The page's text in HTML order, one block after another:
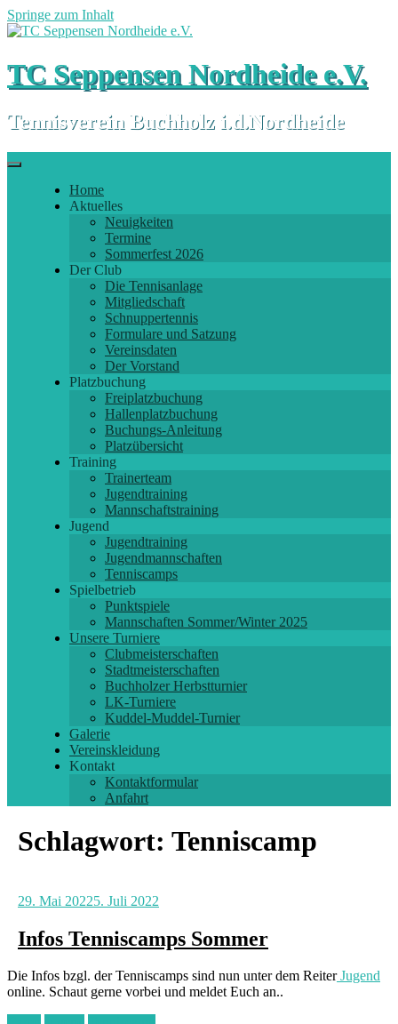
Springe zum Inhalt
TC Seppensen Nordheide e.V.
Tennisverein Buchholz i.d.Nordheide
Home
Aktuelles
Neuigkeiten
Termine
Sommerfest 2026
Der Club
Die Tennisanlage
Mitgliedschaft
Schnuppertennis
Formulare und Satzung
Vereinsdaten
Der Vorstand
Platzbuchung
Freiplatzbuchung
Hallenplatzbuchung
Buchungs-Anleitung
Platzübersicht
Training
Trainerteam
Jugendtraining
Mannschaftstraining
Jugend
Jugendtraining
Jugendmannschaften
Tenniscamps
Spielbetrieb
Punktspiele
Mannschaften Sommer/Winter 2025
Unsere Turniere
Clubmeisterschaften
Stadtmeisterschaften
Buchholzer Herbstturnier
LK-Turniere
Kuddel-Muddel-Turnier
Galerie
Vereinskleidung
Kontakt
Kontaktformular
Anfahrt
Schlagwort: Tenniscamp
29. Mai 20225. Juli 2022
Infos Tenniscamps Sommer
Die Infos bzgl. der Tenniscamps sind nun unter dem ReiterJugend
online. Schaut gerne vorbei und meldet Euch an..